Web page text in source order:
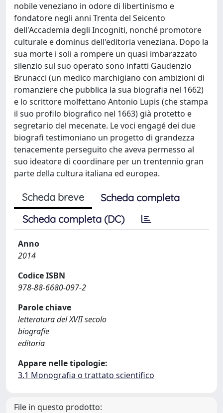
nobile veneziano in odore di libertinismo e
fondatore negli anni Trenta del Seicento
dell'Accademia degli Incogniti, nonché promotore
culturale e dominus dell'editoria veneziana. Dopo la
sua morte i soli a rompere un quasi imbarazzato
silenzio sul suo operato sono infatti Gaudenzio
Brunacci (un medico marchigiano con ambizioni di
romanziere che pubblica la sua biografia nel 1662)
e lo scrittore molfettano Antonio Lupis (che stampa
il suo profilo biografico nel 1663) già protetto e
segretario del mecenate. Le voci engagé dei due
biografi testimoniano un progetto di grandezza
tenacemente perseguito che aveva permesso al
suo ideatore di coordinare per un trentennio gran
parte della cultura italiana ed europea.
Scheda breve
Scheda completa
Scheda completa (DC)
Anno
2014
Codice ISBN
978-88-6680-097-2
Parole chiave
letteratura del XVII secolo
biografie
editoria
Appare nelle tipologie:
3.1 Monografia o trattato scientifico
File in questo prodotto: